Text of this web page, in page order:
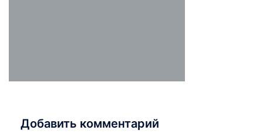
Добавить комментарий